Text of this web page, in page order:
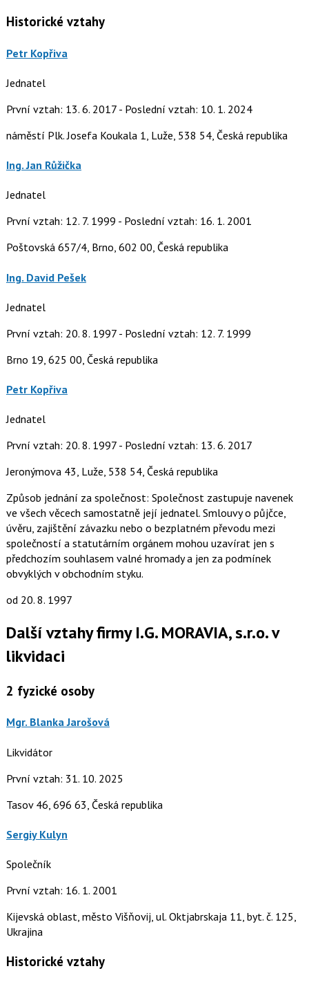
Historické vztahy
Petr Kopřiva
Jednatel
První vztah: 13. 6. 2017 - Poslední vztah: 10. 1. 2024
náměstí Plk. Josefa Koukala 1, Luže, 538 54, Česká republika
Ing. Jan Růžička
Jednatel
První vztah: 12. 7. 1999 - Poslední vztah: 16. 1. 2001
Poštovská 657/4, Brno, 602 00, Česká republika
Ing. David Pešek
Jednatel
První vztah: 20. 8. 1997 - Poslední vztah: 12. 7. 1999
Brno 19, 625 00, Česká republika
Petr Kopřiva
Jednatel
První vztah: 20. 8. 1997 - Poslední vztah: 13. 6. 2017
Jeronýmova 43, Luže, 538 54, Česká republika
Způsob jednání za společnost: Společnost zastupuje navenek
ve všech věcech samostatně její jednatel. Smlouvy o půjčce,
úvěru, zajištění závazku nebo o bezplatném převodu mezi
společností a statutárním orgánem mohou uzavírat jen s
předchozím souhlasem valné hromady a jen za podmínek
obvyklých v obchodním styku.
od 20. 8. 1997
Další vztahy firmy I.G. MORAVIA, s.r.o. v
likvidaci
2 fyzické osoby
Mgr. Blanka Jarošová
Likvidátor
První vztah: 31. 10. 2025
Tasov 46, 696 63, Česká republika
Sergiy Kulyn
Společník
První vztah: 16. 1. 2001
Kijevská oblast, město Višňovij, ul. Oktjabrskaja 11, byt. č. 125,
Ukrajina
Historické vztahy